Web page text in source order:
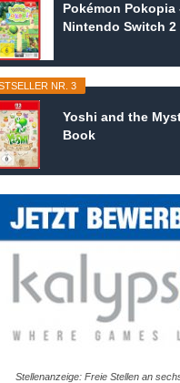
Pokémon Pokopia
Nintendo Switch 2
NR. 3
Yoshi and the
Book
Stellenanzeige: Freie Stellen an